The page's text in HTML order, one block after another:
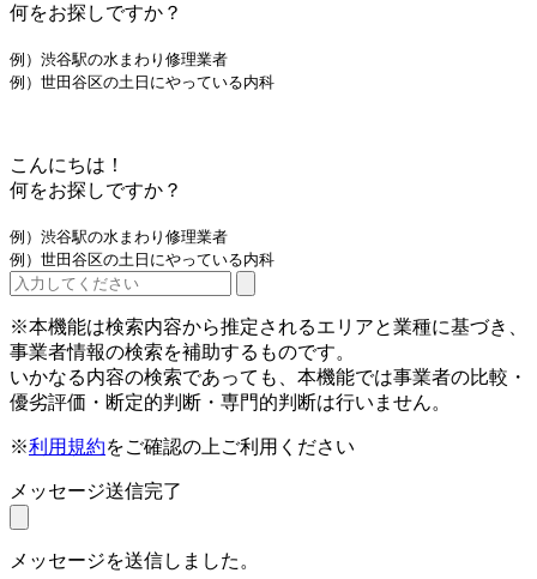
何をお探しですか？
例）渋谷駅の水まわり修理業者
例）世田谷区の土日にやっている内科
こんにちは！
何をお探しですか？
例）渋谷駅の水まわり修理業者
例）世田谷区の土日にやっている内科
※本機能は検索内容から推定されるエリアと業種に基づき、
事業者情報の検索を補助するものです。
いかなる内容の検索であっても、本機能では事業者の比較・
優劣評価・断定的判断・専門的判断は行いません。
※利用規約をご確認の上ご利用ください
メッセージ送信完了
メッセージを送信しました。